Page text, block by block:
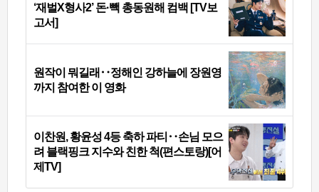
‘재벌X형사2’ 돈·빽 총동원해 컴백 [TV보
고서]
원작이 뭐길래‥정해인 강하늘에 장원영
까지 참여한 이 영화
이찬원, 황윤성 4등 축하 파티‥손님 모으
려 블랙핑크 지수와 친한 척(편스토랑)[어
제TV]